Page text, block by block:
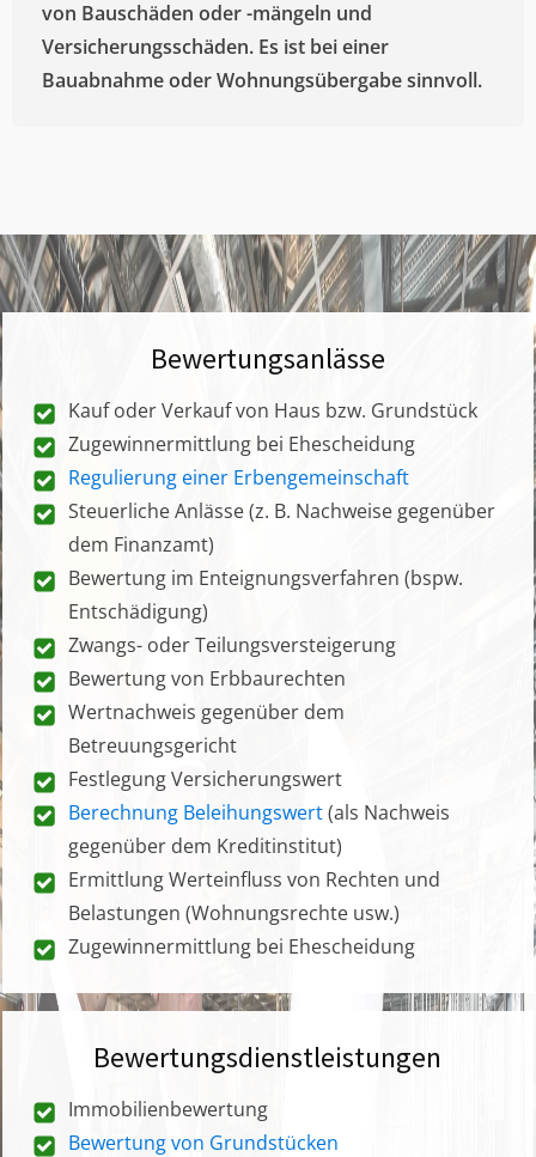
von Bauschäden oder -mängeln und
Versicherungsschäden. Es ist bei einer
Bauabnahme oder Wohnungsübergabe sinnvoll.
Bewertungsanlässe
Kauf oder Verkauf von Haus bzw. Grundstück
Zugewinnermittlung bei Ehescheidung
Regulierung einer Erbengemeinschaft
Steuerliche Anlässe (z. B. Nachweise gegenüber
dem Finanzamt)
Bewertung im Enteignungsverfahren (bspw.
Entschädigung)
Zwangs- oder Teilungsversteigerung
Bewertung von Erbbaurechten
Wertnachweis gegenüber dem
Betreuungsgericht
Festlegung Versicherungswert
Berechnung Beleihungswert(als Nachweis
gegenüber dem Kreditinstitut)
Ermittlung Werteinfluss von Rechten und
Belastungen (Wohnungsrechte usw.)
Zugewinnermittlung bei Ehescheidung
Bewertungsdienstleistungen
Immobilienbewertung
Bewertung von Grundstücken